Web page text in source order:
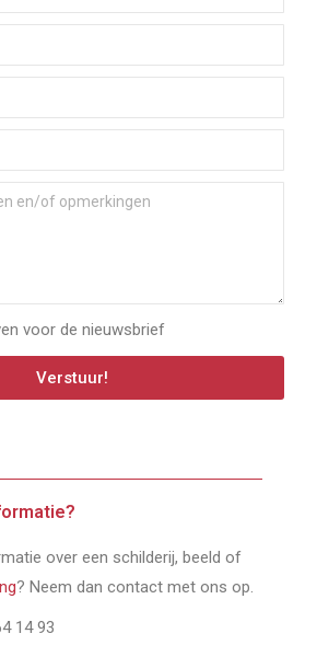
voor de nieuwsbrief
Verstuur!
over een schilderij, beeld of
? Neem dan contact met ons op.
14 93